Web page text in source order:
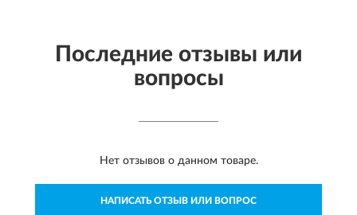
Последние отзывы или
вопросы
Нет отзывов о данном товаре.
НАПИСАТЬ ОТЗЫВ ИЛИ ВОПРОС